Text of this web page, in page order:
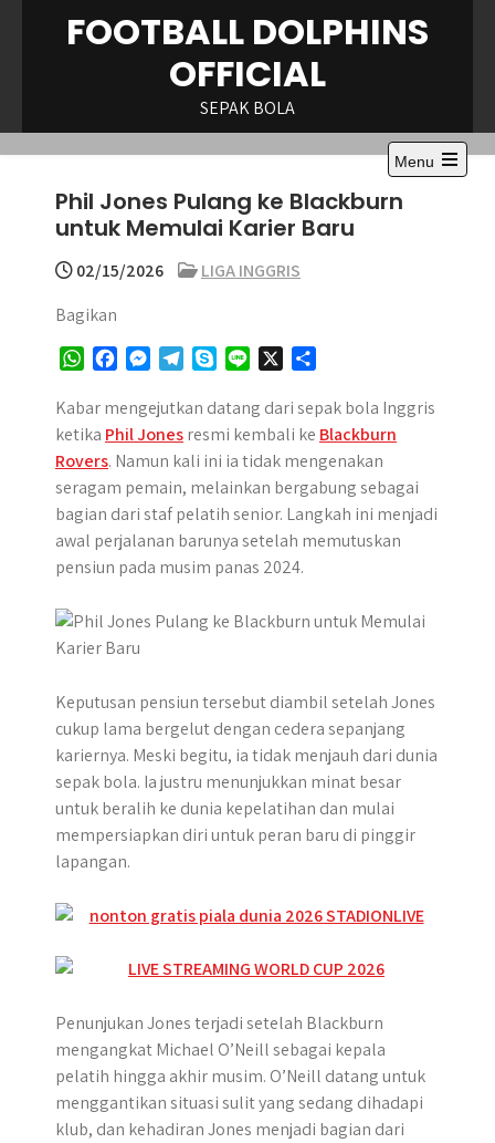
FOOTBALL DOLPHINS
OFFICIAL
SEPAK BOLA
Menu
Open
Phil Jones Pulang ke Blackburn
untuk Memulai Karier Baru
02/15/2026
LIGA INGGRIS
Bagikan
W
a
t
s
A
p
c
e
b
o
o
s
s
e
n
g
r
l
e
g
a
y
p
e
n
e
a
r
e
Kabar mengejutkan datang dari sepak bola Inggris
ketika Phil Jonesresmi kembali ke Blackburn
Rovers. Namun kali ini ia tidak mengenakan
seragam pemain, melainkan bergabung sebagai
bagian dari staf pelatih senior. Langkah ini menjadi
awal perjalanan barunya setelah memutuskan
pensiun pada musim panas 2024.
Keputusan pensiun tersebut diambil setelah Jones
cukup lama bergelut dengan cedera sepanjang
kariernya. Meski begitu, ia tidak menjauh dari dunia
sepak bola. Ia justru menunjukkan minat besar
untuk beralih ke dunia kepelatihan dan mulai
mempersiapkan diri untuk peran baru di pinggir
lapangan.
Penunjukan Jones terjadi setelah Blackburn
mengangkat Michael O’Neill sebagai kepala
pelatih hingga akhir musim. O’Neill datang untuk
menggantikan situasi sulit yang sedang dihadapi
klub, dan kehadiran Jones menjadi bagian dari